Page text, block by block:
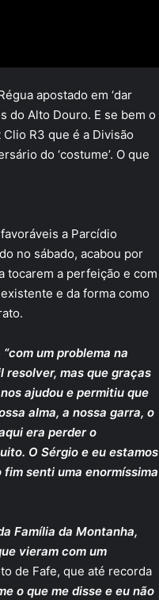
apostado em ‘dar
do Alto Douro. E se bem o
R3 que é a Divisão
do ‘costume’. O que
a Parcídio
no sábado, acabou por
tocarem a perfeição e com
e da forma como
“com um problema na
resolver, mas que graças
nos ajudou e permitiu que
alma, a nossa garra, o
era perder o
O Sérgio e eu estamos
senti uma enormíssima
Família da Montanha,
vieram com um
de Fafe, que até recorda
o que me disse e eu não